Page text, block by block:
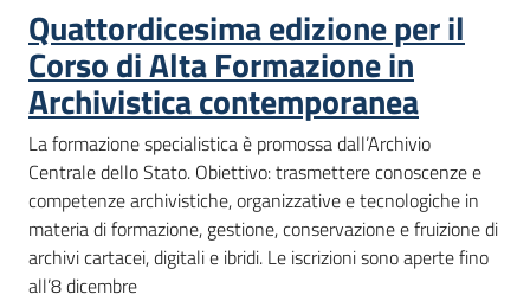
Quattordicesima edizione per il
Corso di Alta Formazione in
Archivistica contemporanea
La formazione specialistica è promossa dall’Archivio
Centrale dello Stato. Obiettivo: trasmettere conoscenze e
competenze archivistiche, organizzative e tecnologiche in
materia di formazione, gestione, conservazione e fruizione di
archivi cartacei, digitali e ibridi. Le iscrizioni sono aperte fino
all’8 dicembre